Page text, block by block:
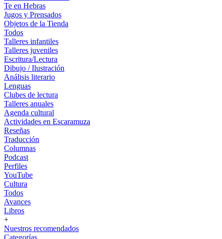
Te en Hebras
Jugos y Prensados
Objetos de la Tienda
Todos
Talleres infantiles
Talleres juveniles
Escritura/Lectura
Dibujo / Ilustración
Análisis literario
Lenguas
Clubes de lectura
Talleres anuales
Agenda cultural
Actividades en Escaramuza
Reseñas
Traducción
Columnas
Podcast
Perfiles
YouTube
Cultura
Todos
Avances
Libros
+
Nuestros recomendados
Categorías